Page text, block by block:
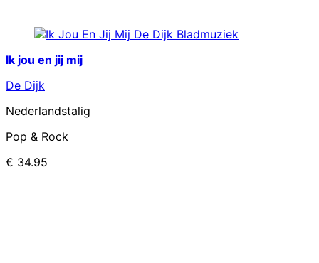
Ik jou en jij mij
De Dijk
Nederlandstalig
Pop & Rock
€ 34.95